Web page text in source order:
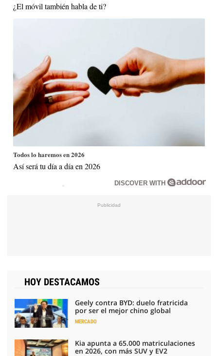
¿El móvil también habla de ti?
Todos lo haremos en 2026
Así será tu día a día en 2026
DISCOVER WITH
HOY DESTACAMOS
Geely contra BYD: duelo fratricida
por ser el mejor chino global
MERCADO
Kia apunta a 65.000 matriculaciones
en 2026, con más SUV y EV2